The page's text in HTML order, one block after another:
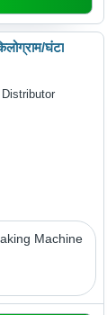
घंटा
Machine